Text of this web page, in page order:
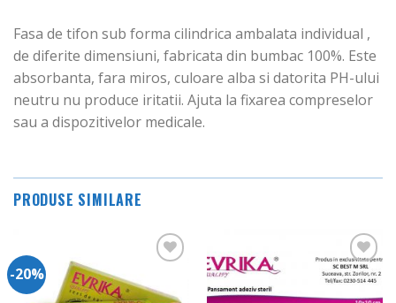
Fasa de tifon sub forma cilindrica ambalata individual ,
de diferite dimensiuni, fabricata din bumbac 100%. Este
absorbanta, fara miros, culoare alba si datorita PH-ului
neutru nu produce iritatii. Ajuta la fixarea compreselor
sau a dispozitivelor medicale.
PRODUSE SIMILARE
-20%
Wishlist
Adauga
in
Wishlist